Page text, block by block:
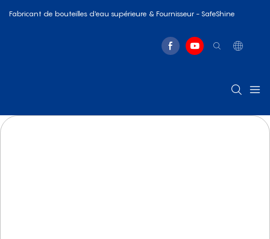
Fabricant de bouteilles d'eau supérieure & Fournisseur - SafeShine